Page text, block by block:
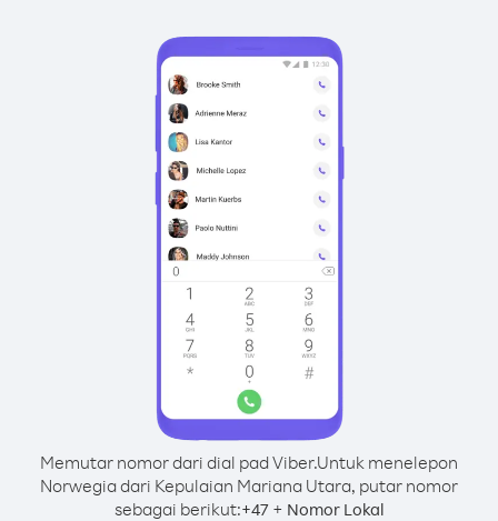
Memutar nomor dari dial pad Viber.Untuk menelepon
Norwegia dari Kepulaian Mariana Utara, putar nomor
sebagai berikut:+47+ Nomor Lokal